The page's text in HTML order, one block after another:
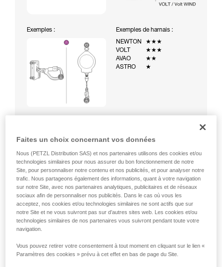
Exemples :
Exemples de harnais :
NEWTON
★★★
VOLT
★★★
AVAO
★★
ASTRO
★
Montée à une échelle équipée d’un système d’arrêt des
chutes temporaire (ASAP sur corde)
Faites un choix concernant vos données
Nous (PETZL Distribution SAS) et nos partenaires utilisons des cookies et/ou
technologies similaires pour nous assurer du bon fonctionnement de notre
Site, pour personnaliser notre contenu et nos publicités, et pour analyser notre
trafic. Nous partageons également des informations, quant à votre navigation
sur notre Site, avec nos partenaires analytiques, publicitaires et de réseaux
sociaux afin de personnaliser nos publicités. Dans le cas où vous les
acceptez, nos cookies et/ou technologies similaires ne sont actifs que sur
notre Site et ne vous suivront pas sur d’autres sites web. Les cookies et/ou
technologies similaires de nos partenaires vous suivront pendant toute votre
navigation.
Vous pouvez retirer votre consentement à tout moment en cliquant sur le lien «
Paramètres des cookies » prévu à cet effet en bas de page du Site.